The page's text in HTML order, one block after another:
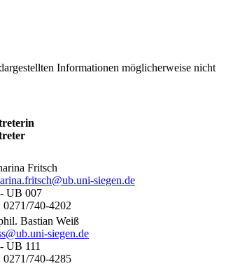
Informationen möglicherweise nicht
Fritsch
siegen.de
UB 007
0271/740-4202
Bastian Weiß
siegen.de
UB 111
0271/740-4285